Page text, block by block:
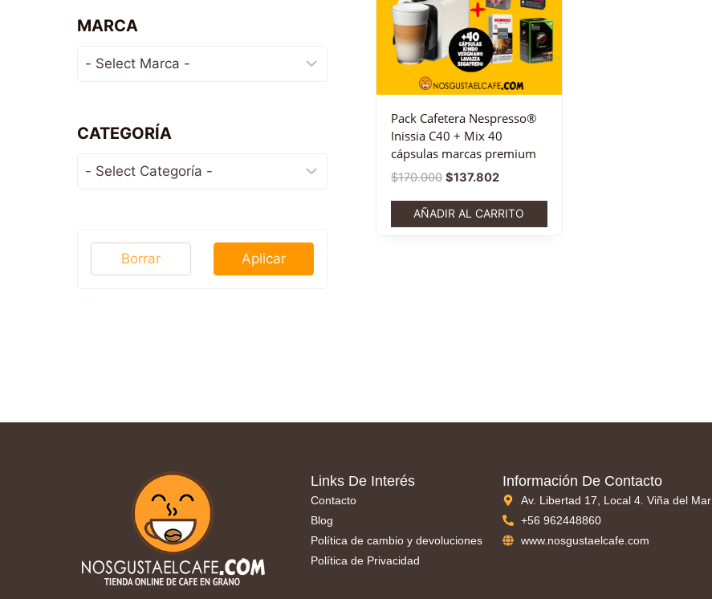
Pack Cafetera Nespresso®
Inissia C40 + Mix 40
cápsulas marcas premium
$170.000 $137.802
AÑADIR AL CARRITO
MARCA
CATEGORÍA
Aplicar
Borrar
Links De Interés
Contacto
Blog
Política de cambio y devoluciones
Política de Privacidad
Información De Contacto
Av. Libertad 17, Local 4. Viña del Mar
+56 962448860
www.nosgustaelcafe.com